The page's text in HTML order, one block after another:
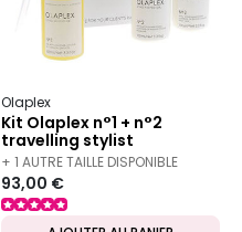
Olaplex
Kit Olaplex n°1 + n°2
travelling stylist
+ 1 AUTRE TAILLE DISPONIBLE
93,00 €